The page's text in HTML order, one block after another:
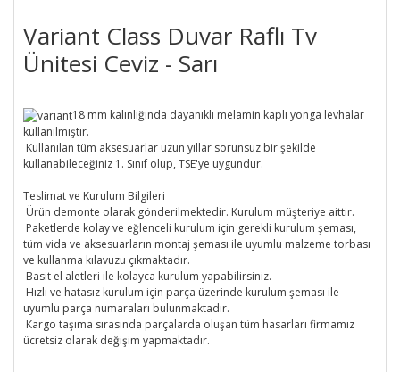
Variant Class Duvar Raflı Tv
Ünitesi Ceviz - Sarı
18 mm kalınlığında dayanıklı melamin kaplı yonga levhalar
kullanılmıştır.
Kullanılan tüm aksesuarlar uzun yıllar sorunsuz bir şekilde
kullanabileceğiniz 1. Sınıf olup, TSE'ye uygundur.
Teslimat ve Kurulum Bilgileri
Ürün demonte olarak gönderilmektedir. Kurulum müşteriye aittir.
Paketlerde kolay ve eğlenceli kurulum için gerekli kurulum şeması,
tüm vida ve aksesuarların montaj şeması ile uyumlu malzeme torbası
ve kullanma kılavuzu çıkmaktadır.
Basit el aletleri ile kolayca kurulum yapabilirsiniz.
Hızlı ve hatasız kurulum için parça üzerinde kurulum şeması ile
uyumlu parça numaraları bulunmaktadır.
Kargo taşıma sırasında parçalarda oluşan tüm hasarları firmamız
ücretsiz olarak değişim yapmaktadır.